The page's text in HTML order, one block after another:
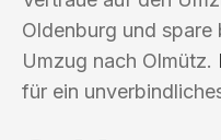
Oldenburg und spare
Umzug nach Olmütz.
für ein